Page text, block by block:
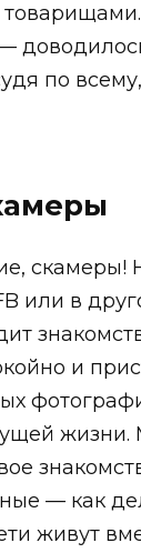
по
скамеры!
или в
и
— как
живут